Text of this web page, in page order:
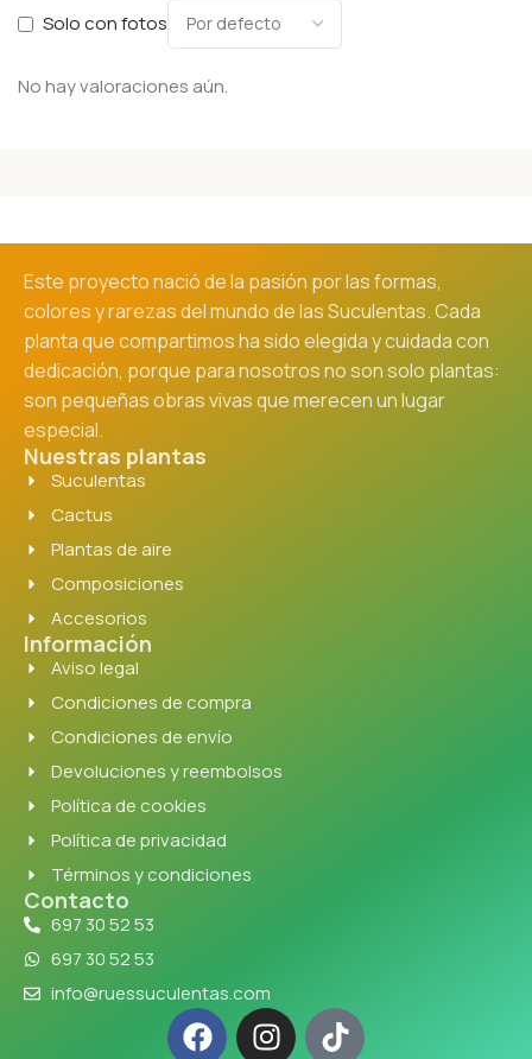
Solo con fotos
No hay valoraciones aún.
Este proyecto nació de la pasión por las formas,
colores y rarezas del mundo de las Suculentas. Cada
planta que compartimos ha sido elegida y cuidada con
dedicación, porque para nosotros no son solo plantas:
son pequeñas obras vivas que merecen un lugar
especial.
Nuestras plantas
Suculentas
Cactus
Plantas de aire
Composiciones
Accesorios
Información
Aviso legal
Condiciones de compra
Condiciones de envío
Devoluciones y reembolsos
Política de cookies
Política de privacidad
Términos y condiciones
Contacto
697 30 52 53
697 30 52 53
info@ruessuculentas.com